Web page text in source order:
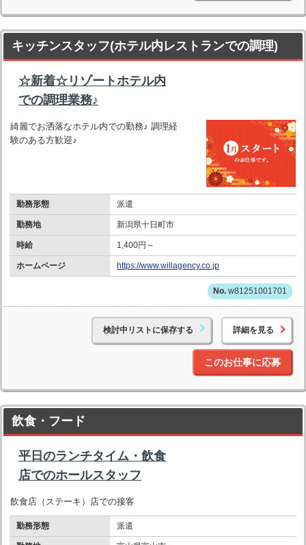
キッチンスタッフ(ホテル内レストランでの調理)
☆新着☆リゾートホテル内
での調理業務♪
綺麗でお洒落なホテル内での勤務♪ 調理経
験のある方歓迎♪
勤務形態 派遣
勤務地 新潟県十日町市
時給 1,400円～
ホームページ https://www.willagency.co.jp
w81251001701
検討中リストに保存する 詳細を見る
このお仕事に応募
飲食・フード
平日のランチタイム・飲食
店でのホールスタッフ
飲食店（ステーキ）店での接客
勤務形態 派遣